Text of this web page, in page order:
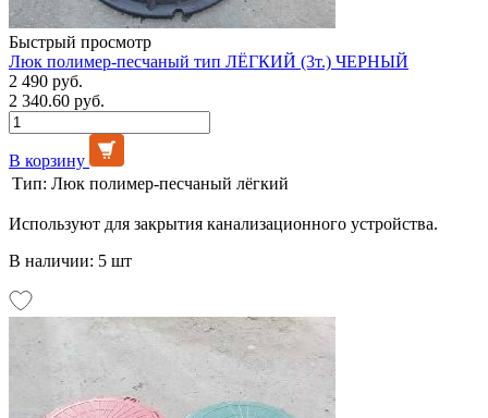
Быстрый просмотр
Люк полимер-песчаный тип ЛЁГКИЙ (3т.) ЧЕРНЫЙ
2 490 руб.
2 340.60 руб.
В корзину
Тип: Люк полимер-песчаный лёгкий
Используют для закрытия канализационного устройства.
В наличии: 5 шт